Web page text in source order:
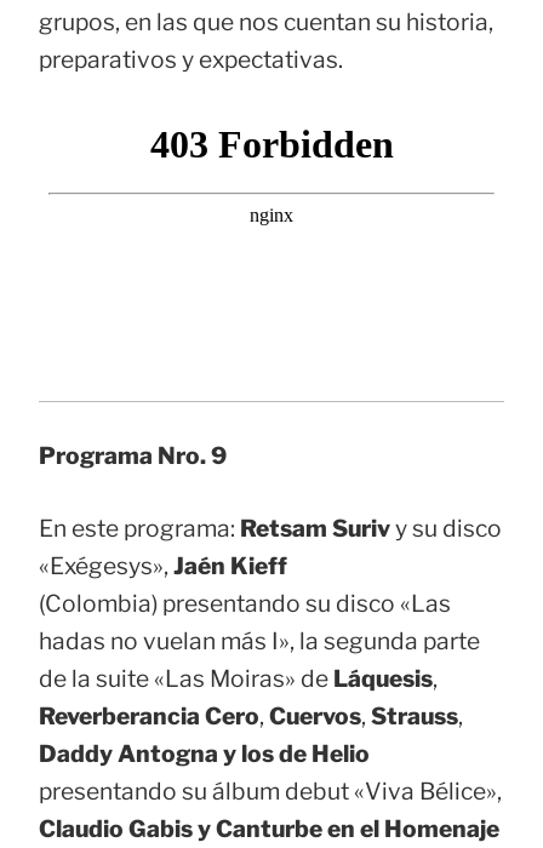
grupos, en las que nos cuentan su historia,
preparativos y expectativas.
Programa Nro. 9
En este programa: Retsam Surivy su disco
«Exégesys», Jaén Kieff
(Colombia) presentando su disco «Las
hadas no vuelan más I», la segunda parte
de la suite «Las Moiras» de Láquesis,
Reverberancia Cero, Cuervos, Strauss,
Daddy Antogna y los de Helio
presentando su álbum debut «Viva Bélice»,
Claudio Gabis y Canturbe en el Homenaje